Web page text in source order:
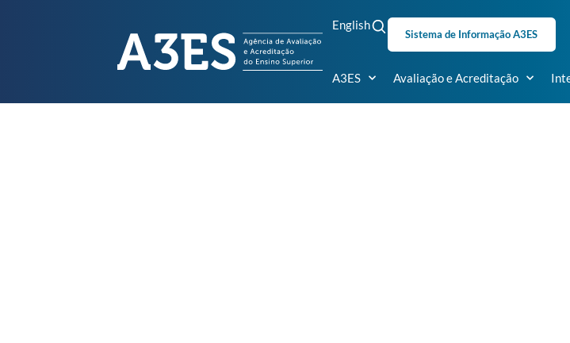
English
Sistema de Informação A3ES
A3ES Avaliação e Acreditação